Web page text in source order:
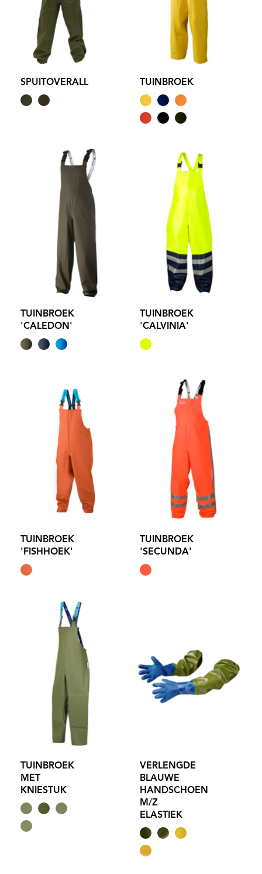
SPUITOVERALL TUINBROEK
TUINBROEK
'CALEDON'
TUINBROEK
'CALVINIA'
TUINBROEK
'FISHHOEK'
TUINBROEK
'SECUNDA'
TUINBROEK
MET
KNIESTUK
VERLENGDE
BLAUWE
HANDSCHOEN
M/Z
ELASTIEK